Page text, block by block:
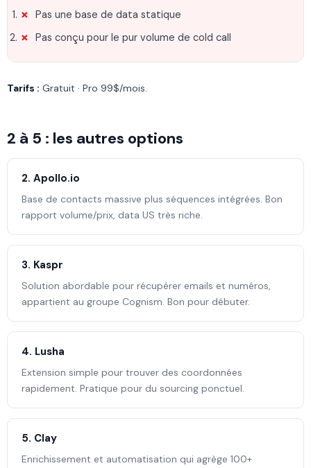
Pas une base de data statique
Pas conçu pour le pur volume de cold call
Tarifs : Gratuit · Pro 99$/mois.
2 à 5 : les autres options
2. Apollo.io
Base de contacts massive plus séquences intégrées. Bon
rapport volume/prix, data US très riche.
3. Kaspr
Solution abordable pour récupérer emails et numéros,
appartient au groupe Cognism. Bon pour débuter.
4. Lusha
Extension simple pour trouver des coordonnées
rapidement. Pratique pour du sourcing ponctuel.
5. Clay
Enrichissement et automatisation qui agrège 100+